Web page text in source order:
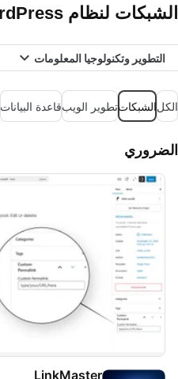
الشبكات لنظام WordPress
التطوير وتكنولوجيا المعلومات
الكلالشبكاتتطوير الويبقاعدة البيانات
الضروري
LinkMaster